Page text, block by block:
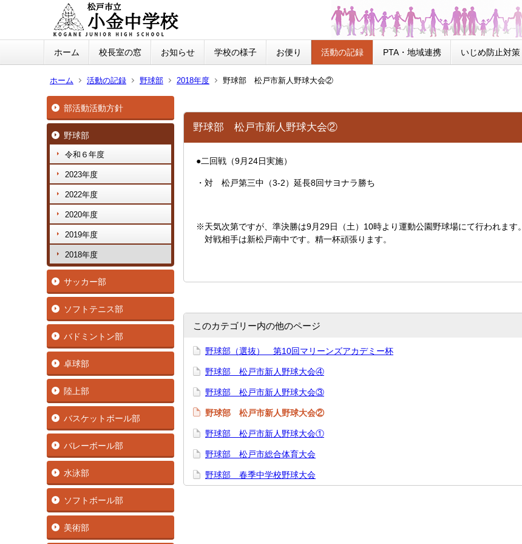
ホーム 校長室の窓 お知らせ 学校の様子 お便り 活動の記録 PTA・地域連携 いじめ防止対策
ホーム 活動の記録 野球部 2018年度 野球部 松戸市新人野球大会②
部活動活動方針
野球部
令和６年度
2023年度
2022年度
2020年度
2019年度
2018年度
サッカー部
ソフトテニス部
バドミントン部
卓球部
陸上部
バスケットボール部
バレーボール部
水泳部
ソフトボール部
美術部
野球部 松戸市新人野球大会②
●二回戦（9月24日実施）
・対 松戸第三中（3-2）延長8回サヨナラ勝ち
※天気次第ですが、準決勝は9月29日（土）10時より運動公園野球場にて行われます。
対戦相手は新松戸南中です。精一杯頑張ります。
このカテゴリー内の他のページ
野球部（選抜） 第10回マリーンズアカデミー杯
野球部 松戸市新人野球大会④
野球部 松戸市新人野球大会③
野球部 松戸市新人野球大会②
野球部 松戸市新人野球大会①
野球部 松戸市総合体育大会
野球部 春季中学校野球大会